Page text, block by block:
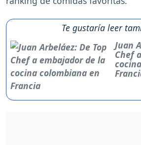
Te gustaría leer
Juan
Chef